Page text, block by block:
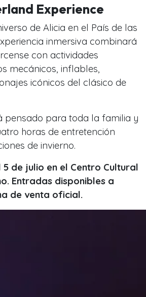
Experience
de Alicia en el País de las
inmersiva combinará
con actividades
mecánicos, inflables,
icónicos del clásico de
pensado para toda la familia y
horas de entretención
de invierno.
5 de julio en el Centro Cultural
Entradas disponibles a
de venta oficial.